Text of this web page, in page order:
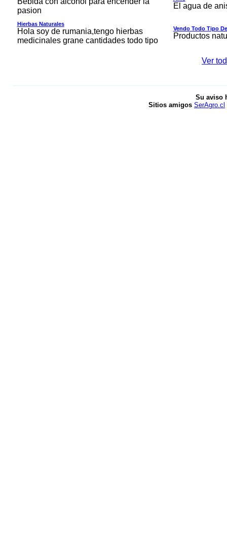
pasion
El agua de
Hierbas Naturales
Hola soy de rumania,tengo hierbas
medicinales grane cantidades todo tipo
Vendo Todo Tipo
Productos
Ver
Su aviso
Sitios amigos SerAgro.cl